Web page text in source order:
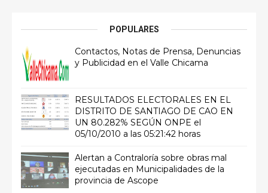
POPULARES
Contactos, Notas de Prensa, Denuncias
y Publicidad en el Valle Chicama
RESULTADOS ELECTORALES EN EL
DISTRITO DE SANTIAGO DE CAO EN
UN 80.282% SEGÚN ONPE el
05/10/2010 a las 05:21:42 horas
Alertan a Contraloría sobre obras mal
ejecutadas en Municipalidades de la
provincia de Ascope